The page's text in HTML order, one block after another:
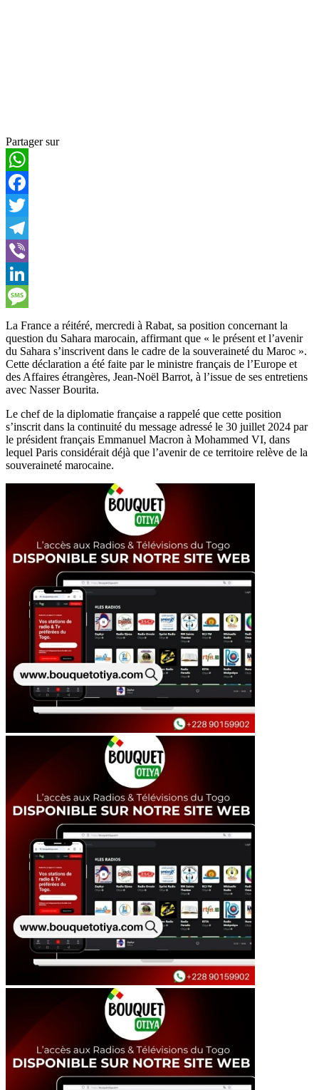
Partager sur
WhatsApp
Facebook
Twitter
Telegram
Viber
LinkedIn
Message
La France a réitéré, mercredi à Rabat, sa position concernant la
question du Sahara marocain, affirmant que « le présent et l’avenir
du Sahara s’inscrivent dans le cadre de la souveraineté du Maroc ».
Cette déclaration a été faite par le ministre français de l’Europe et
des Affaires étrangères, Jean-Noël Barrot, à l’issue de ses entretiens
avec Nasser Bourita.
Le chef de la diplomatie française a rappelé que cette position
s’inscrit dans la continuité du message adressé le 30 juillet 2024 par
le président français Emmanuel Macron à Mohammed VI, dans
lequel Paris considérait déjà que l’avenir de ce territoire relève de la
souveraineté marocaine.